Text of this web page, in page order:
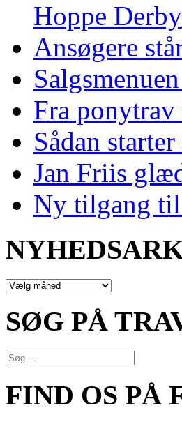
Hoppe Derby
Ansøgere
Fra
Sådan
Jan Friis
Ny tilgang til
NYHEDSARKIV
SØG PÅ
FIND OS PÅ